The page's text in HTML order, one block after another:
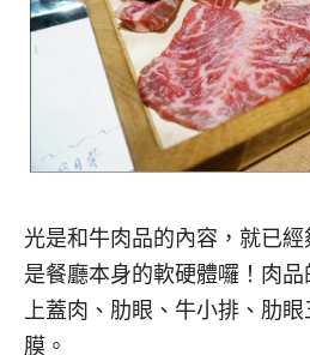
光是和牛肉品的內容，就已
是餐廳本身的軟硬體囉！肉品
上蓋肉、肋眼、牛小排、肋
膜。